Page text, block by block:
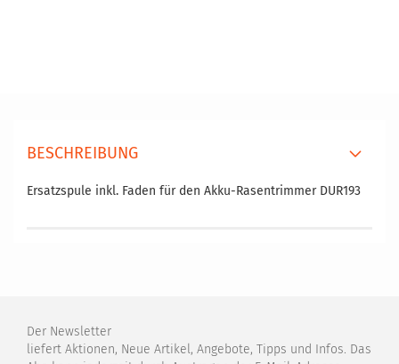
BESCHREIBUNG
Ersatzspule inkl. Faden für den Akku-Rasentrimmer DUR193
Der Newsletter
liefert Aktionen, Neue Artikel, Angebote, Tipps und Infos. Das